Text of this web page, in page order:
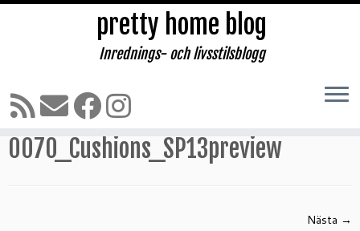
Hoppa
till
pretty home blog
Inrednings- och livsstilsblogg
Hem » Tandvärk!! » 0070_Cushions_SP13preview
0070_Cushions_SP13preview
Nästa →